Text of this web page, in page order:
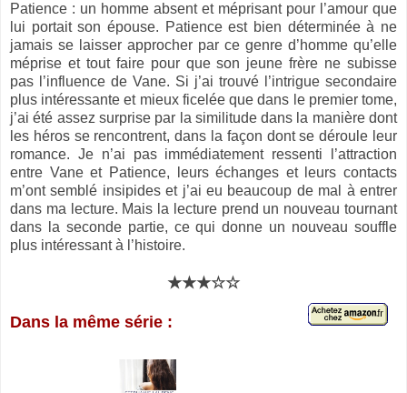
Patience : un homme absent et méprisant pour l’amour que
lui portait son épouse. Patience est bien déterminée à ne
jamais se laisser approcher par ce genre d’homme qu’elle
méprise et tout faire pour que son jeune frère ne subisse
pas l’influence de Vane. Si j’ai trouvé l’intrigue secondaire
plus intéressante et mieux ficelée que dans le premier tome,
j’ai été assez surprise par la similitude dans la manière dont
les héros se rencontrent, dans la façon dont se déroule leur
romance. Je n’ai pas immédiatement ressenti l’attraction
entre Vane et Patience, leurs échanges et leurs contacts
m’ont semblé insipides et j’ai eu beaucoup de mal à entrer
dans ma lecture. Mais la lecture prend un nouveau tournant
dans la seconde partie, ce qui donne un nouveau souffle
plus intéressant à l’histoire.
★★★☆☆
Dans la même série :